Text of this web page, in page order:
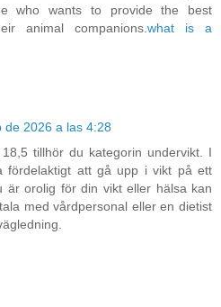
who wants to provide the best
animal companions. what is a
de 2026 a las 4:28
tillhör du kategorin undervikt. I
fördelaktigt att gå upp i vikt på ett
är orolig för din vikt eller hälsa kan
med vårdpersonal eller en dietist